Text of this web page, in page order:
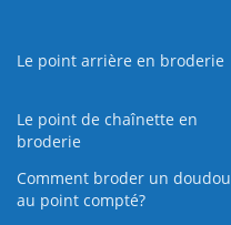
Le point arrière en broderie
Le point de chaînette en
broderie
Comment broder un doudou
au point compté?